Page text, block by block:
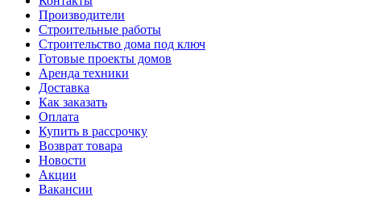
Производители
Строительные работы
Строительство дома под ключ
Готовые проекты домов
Аренда техники
Доставка
Как заказать
Оплата
Купить в рассрочку
Возврат товара
Новости
Акции
Вакансии